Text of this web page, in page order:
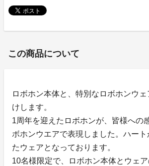
この商品について
ロボホン本体と、特別なロボホンウ
けします。
1周年を迎えたロボホンが、皆様への
ボホンウエアで表現しました。ハー
たウェアとなっております。
10名様限定で、ロボホン本体とウェ